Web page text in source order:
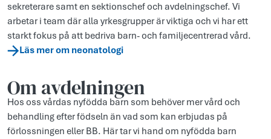
sekreterare samt en sektionschef och avdelningschef. Vi
arbetar i team där alla yrkesgrupper är viktiga och vi har ett
starkt fokus på att bedriva barn- och familjecentrerad vård.
Läs mer om neonatologi
Om avdelningen
Hos oss vårdas nyfödda barn som behöver mer vård och
behandling efter födseln än vad som kan erbjudas på
förlossningen eller BB. Här tar vi hand om nyfödda barn